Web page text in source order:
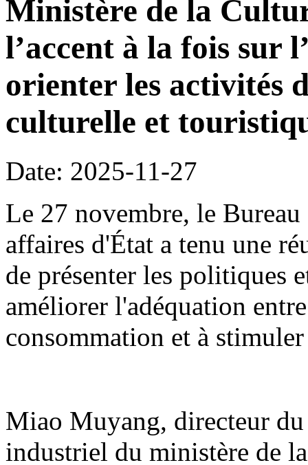
Ministère de la
l’accent à la fois sur
orienter les activités
culturelle et
Date: 2025-11-27
Le 27 novembre, le
affaires d'État a tenu une
de présenter les politiques
améliorer l'adéquation
consommation et à
Miao Muyang, directeur
industriel du ministère de